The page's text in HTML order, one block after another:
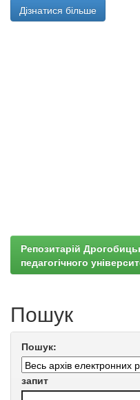
Дізнатися більше
Репозитарій
педагогічного
Пошук
Пошук:
запит